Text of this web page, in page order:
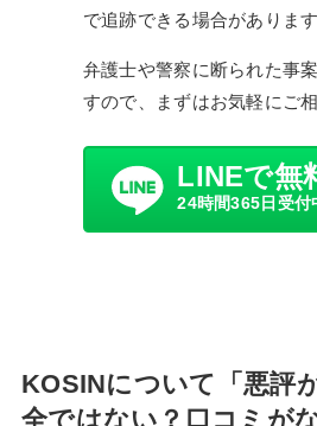
で追跡できる場合があります
弁護士や警察に断られた事
すので、まずはお気軽にご
LINEで無
24時間365日受付
KOSINについて「悪評
全ではない？口コミが